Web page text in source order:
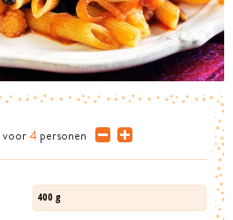
voor 4 personen
400 g